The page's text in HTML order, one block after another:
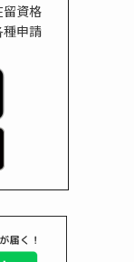
留資格
種申請